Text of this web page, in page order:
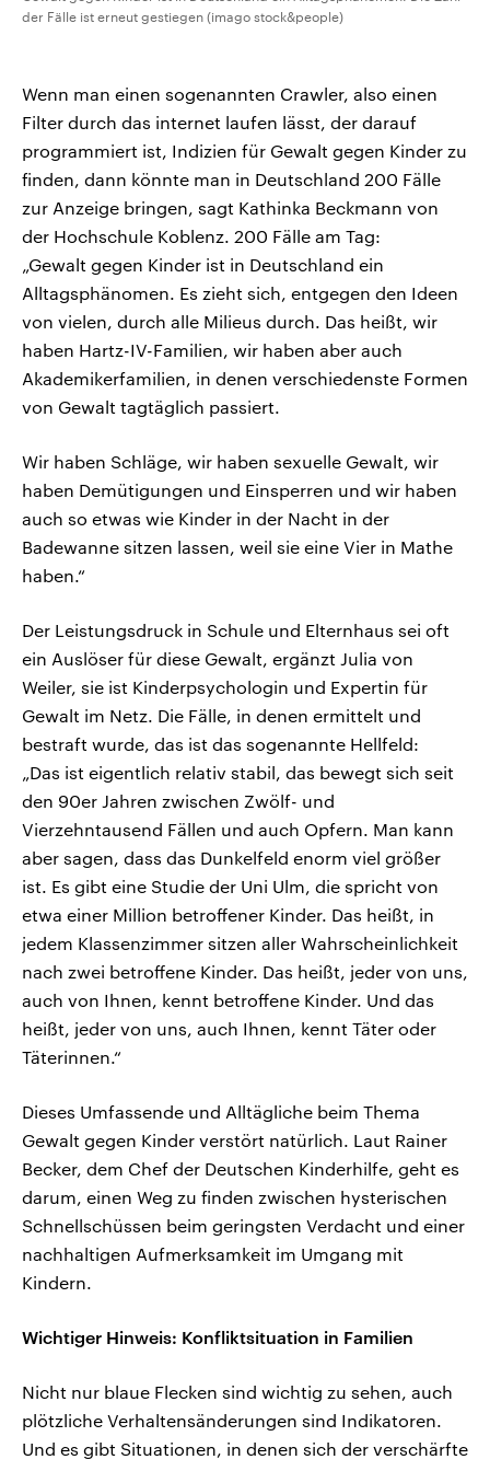
der Fälle ist erneut gestiegen (imago stock&people)
Wenn man einen sogenannten Crawler, also einen
Filter durch das internet laufen lässt, der darauf
programmiert ist, Indizien für Gewalt gegen Kinder zu
finden, dann könnte man in Deutschland 200 Fälle
zur Anzeige bringen, sagt Kathinka Beckmann von
der Hochschule Koblenz. 200 Fälle am Tag:
„Gewalt gegen Kinder ist in Deutschland ein
Alltagsphänomen. Es zieht sich, entgegen den Ideen
von vielen, durch alle Milieus durch. Das heißt, wir
haben Hartz-IV-Familien, wir haben aber auch
Akademikerfamilien, in denen verschiedenste Formen
von Gewalt tagtäglich passiert.
Wir haben Schläge, wir haben sexuelle Gewalt, wir
haben Demütigungen und Einsperren und wir haben
auch so etwas wie Kinder in der Nacht in der
Badewanne sitzen lassen, weil sie eine Vier in Mathe
haben.“
Der Leistungsdruck in Schule und Elternhaus sei oft
ein Auslöser für diese Gewalt, ergänzt Julia von
Weiler, sie ist Kinderpsychologin und Expertin für
Gewalt im Netz. Die Fälle, in denen ermittelt und
bestraft wurde, das ist das sogenannte Hellfeld:
„Das ist eigentlich relativ stabil, das bewegt sich seit
den 90er Jahren zwischen Zwölf- und
Vierzehntausend Fällen und auch Opfern. Man kann
aber sagen, dass das Dunkelfeld enorm viel größer
ist. Es gibt eine Studie der Uni Ulm, die spricht von
etwa einer Million betroffener Kinder. Das heißt, in
jedem Klassenzimmer sitzen aller Wahrscheinlichkeit
nach zwei betroffene Kinder. Das heißt, jeder von uns,
auch von Ihnen, kennt betroffene Kinder. Und das
heißt, jeder von uns, auch Ihnen, kennt Täter oder
Täterinnen.“
Dieses Umfassende und Alltägliche beim Thema
Gewalt gegen Kinder verstört natürlich. Laut Rainer
Becker, dem Chef der Deutschen Kinderhilfe, geht es
darum, einen Weg zu finden zwischen hysterischen
Schnellschüssen beim geringsten Verdacht und einer
nachhaltigen Aufmerksamkeit im Umgang mit
Kindern.
Wichtiger Hinweis: Konfliktsituation in Familien
Nicht nur blaue Flecken sind wichtig zu sehen, auch
plötzliche Verhaltensänderungen sind Indikatoren.
Und es gibt Situationen, in denen sich der verschärfte